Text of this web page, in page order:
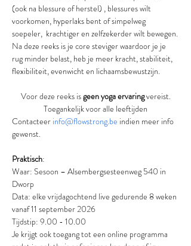
(ook na blessure of herstel) , blessures wilt
voorkomen, hyperlaks bent of simpelweg
soepeler,  krachtiger en zelfzekerder wilt bewegen.
Na deze reeks is je core steviger waardoor je je
rug minder belast, heb je meer kracht, stabiliteit,
flexibiliteit, evenwicht en lichaamsbewustzijn.
Voor deze reeks is geen yoga ervaring vereist.
Toegankelijk voor alle leeftijden
Contacteer info@flowstrong.be indien meer info
gewenst.
Praktisch:
Waar: Sesoon – Alsembergsesteenweg 540 in
Dworp
Data: elke vrijdagochtend live gedurende 8 weken
vanaf 11 september 2026
Tijdstip: 9.00 - 10.00
Je krijgt ook toegang tot een online programma